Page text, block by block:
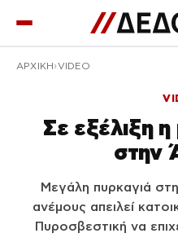
ΑΡΧΙΚΉ VIDEO
Σε εξέλιξη
στην
Μεγάλη πυρκαγιά
ανέμους απειλεί
Πυροσβεστική να